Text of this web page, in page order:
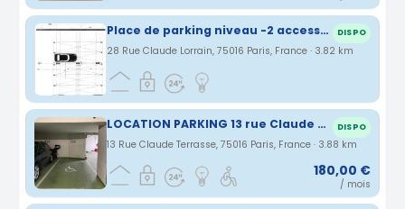
Place de parking niveau -2 accessible tout véhicule DISPO
28 Rue Claude Lorrain, 75016 Paris, France · 3.82 km
LOCATION PARKING 13 rue Claude Terrasse 75016 Paris - Près Bd Exelmans-Av Versailles-Pte St Cloud-16ème Sud DISPO
13 Rue Claude Terrasse, 75016 Paris, France · 3.88 km
180,00 €
/ mois